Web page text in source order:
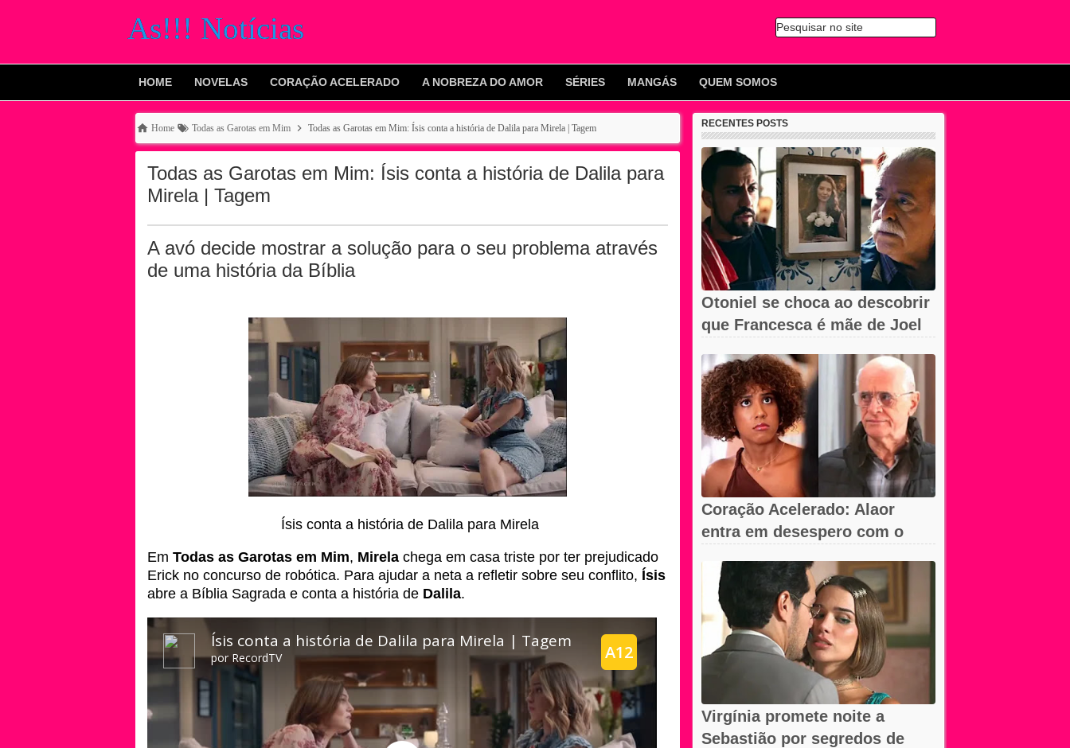
As!!! Notícias Pesquisar no site
HOME NOVELAS CORAÇÃO ACELERADO A NOBREZA DO AMOR SÉRIES MANGÁS QUEM SOMOS
Home Todas as Garotas em Mim Todas as Garotas em Mim: Ísis conta a história de Dalila para Mirela | Tagem
Todas as Garotas em Mim: Ísis conta a história de Dalila para
Mirela | Tagem
A avó decide mostrar a solução para o seu problema através
de uma história da Bíblia
Ísis conta a história de Dalila para Mirela
Em Todas as Garotas em Mim, Mirela chega em casa triste por ter prejudicado
Erick no concurso de robótica. Para ajudar a neta a refletir sobre seu conflito, Ísis
abre a Bíblia Sagrada e conta a história de Dalila.
RECENTES POSTS
Otoniel se choca ao descobrir
que Francesca é mãe de Joel
Coração Acelerado: Alaor
entra em desespero com o
Virgínia promete noite a
Sebastião por segredos de